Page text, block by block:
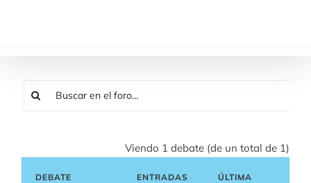
Viendo 1 debate (de un total de 1)
DEBATE ENTRADAS
ÚLTIMA